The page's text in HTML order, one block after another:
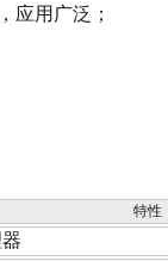
应用广泛；
特性